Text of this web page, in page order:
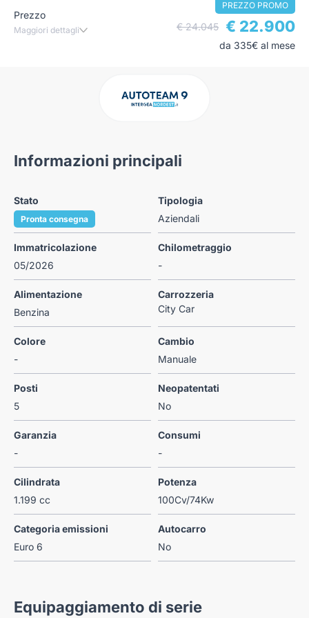
Prezzo
Maggiori dettagli
PREZZO PROMO
€ 24.045 € 22.900
da 335€ al mese
Informazioni principali
Stato
Pronta consegna
Tipologia
Aziendali
Immatricolazione
05/2026
Chilometraggio
-
Alimentazione
Benzina
Carrozzeria
City Car
Colore
-
Cambio
Manuale
Posti
5
Neopatentati
No
Garanzia
-
Consumi
-
Cilindrata
1.199 cc
Potenza
100Cv/74Kw
Categoria emissioni
Euro 6
Autocarro
No
Equipaggiamento di serie